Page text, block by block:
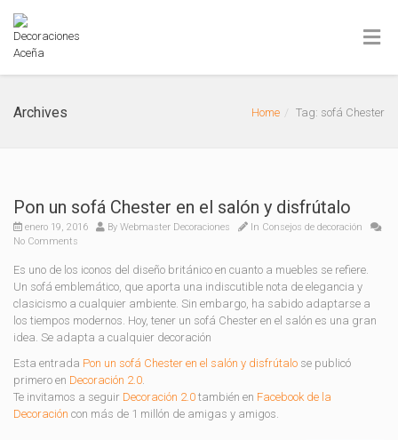
Archives Home Tag: sofá Chester
Pon un sofá Chester en el salón y disfrútalo
enero 19, 2016 By Webmaster Decoraciones In Consejos de decoración
No Comments
Es uno de los iconos del diseño británico en cuanto a muebles se refiere.
Un sofá emblemático, que aporta una indiscutible nota de elegancia y
clasicismo a cualquier ambiente. Sin embargo, ha sabido adaptarse a
los tiempos modernos. Hoy, tener un sofá Chester en el salón es una gran
idea. Se adapta a cualquier decoración
Esta entrada Pon un sofá Chester en el salón y disfrútalo se publicó
primero en Decoración 2.0.
Te invitamos a seguir Decoración 2.0 también en Facebook de la
Decoración con más de 1 millón de amigas y amigos.